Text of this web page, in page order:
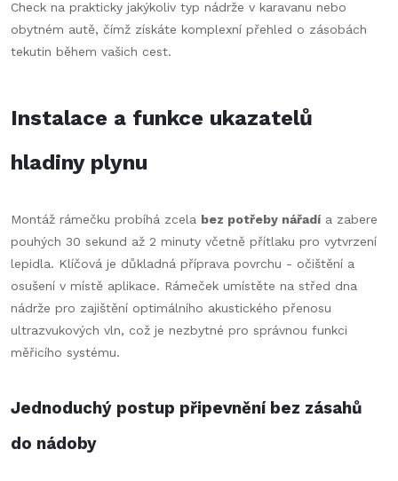
Check na prakticky jakýkoliv typ nádrže v karavanu nebo
obytném autě, čímž získáte komplexní přehled o zásobách
tekutin během vašich cest.
Instalace a funkce ukazatelů
hladiny plynu
Montáž rámečku probíhá zcela bez potřeby nářadí a zabere
pouhých 30 sekund až 2 minuty včetně přítlaku pro vytvrzení
lepidla. Klíčová je důkladná příprava povrchu - očištění a
osušení v místě aplikace. Rámeček umístěte na střed dna
nádrže pro zajištění optimálního akustického přenosu
ultrazvukových vln, což je nezbytné pro správnou funkci
měřicího systému.
Jednoduchý postup připevnění bez zásahů
do nádoby